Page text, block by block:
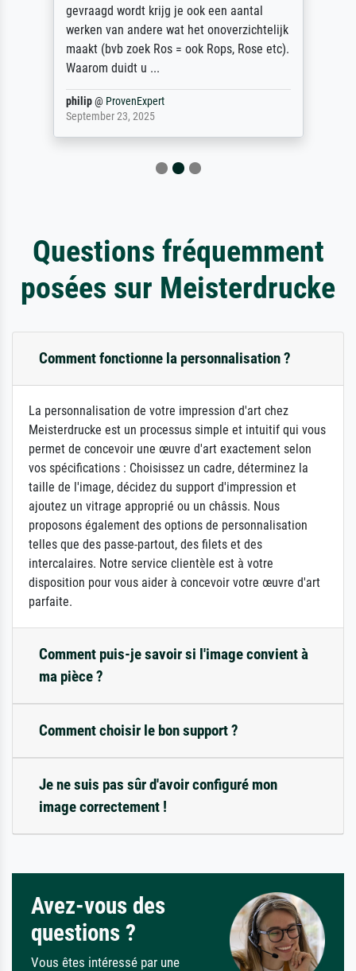
gevraagd wordt krijg je ook een aantal
werken van andere wat het onoverzichtelijk
maakt (bvb zoek Ros = ook Rops, Rose etc).
Waarom duidt u ...
philip@ ProvenExpert
September 23, 2025
Questions fréquemment
posées sur Meisterdrucke
Comment fonctionne la personnalisation ?
La personnalisation de votre impression d'art chez
Meisterdrucke est un processus simple et intuitif qui vous
permet de concevoir une œuvre d'art exactement selon
vos spécifications : Choisissez un cadre, déterminez la
taille de l'image, décidez du support d'impression et
ajoutez un vitrage approprié ou un châssis. Nous
proposons également des options de personnalisation
telles que des passe-partout, des filets et des
intercalaires. Notre service clientèle est à votre
disposition pour vous aider à concevoir votre œuvre d'art
parfaite.
Comment puis-je savoir si l'image convient à
ma pièce ?
Comment choisir le bon support ?
Je ne suis pas sûr d'avoir configuré mon
image correctement !
Avez-vous des
questions ?
Vous êtes intéressé par une